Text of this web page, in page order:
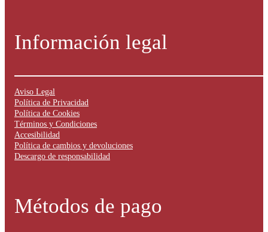
Información legal
Aviso Legal
Política de Privacidad
Política de Cookies
Términos y Condiciones
Accesibilidad
Política de cambios y devoluciones
Descargo de responsabilidad
Métodos de pago